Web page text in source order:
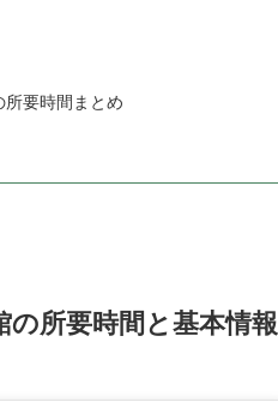
要時間まとめ
所要時間と基本情報